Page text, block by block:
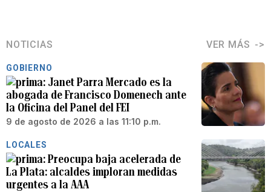
NOTICIAS VER MÁS
GOBIERNO
Janet Parra Mercado es la
abogada de Francisco Domenech ante
la Oficina del Panel del FEI
9 de agosto de 2026 a las 11:10 p.m.
LOCALES
Preocupa baja acelerada de
La Plata: alcaldes imploran medidas
urgentes a la AAA